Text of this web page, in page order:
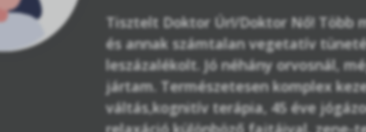
Tisztelt Doktor Úr!/Doktor Nő! Több
és annak számtalan vegetatív
leszázalékolt. Jó néhány orvosnál,
jártam. Természetesen komplex
váltás,kognitív terápia, 45 éve